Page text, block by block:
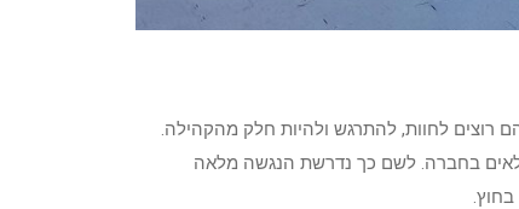
רוצים לחוות, להתרגש ולהיות חלק מהקהילה.
בחברה. לשם כך נדרשת הנגשה מלאה